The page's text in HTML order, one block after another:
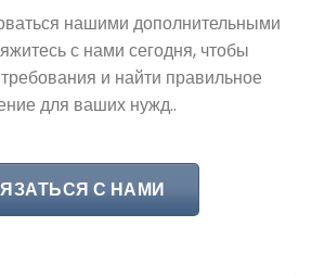
нашими дополнительными
с нами сегодня, чтобы
и найти правильное
для ваших нужд..
С НАМИ